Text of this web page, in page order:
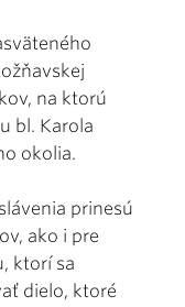
na ktorú
bl. Karola
okolia.
prinesú
ako i pre
ktorí sa
dielo, ktoré